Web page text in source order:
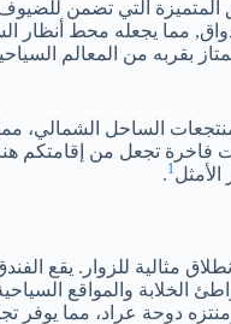
المتميزة التي تضمن
مما يجعله محط أنظار
بقربه من المعالم
الساحل الشمالي، مما
فاخرة تجعل من إقامتكم
1
.
والمواقع
دوحة عراد، مما يوفر